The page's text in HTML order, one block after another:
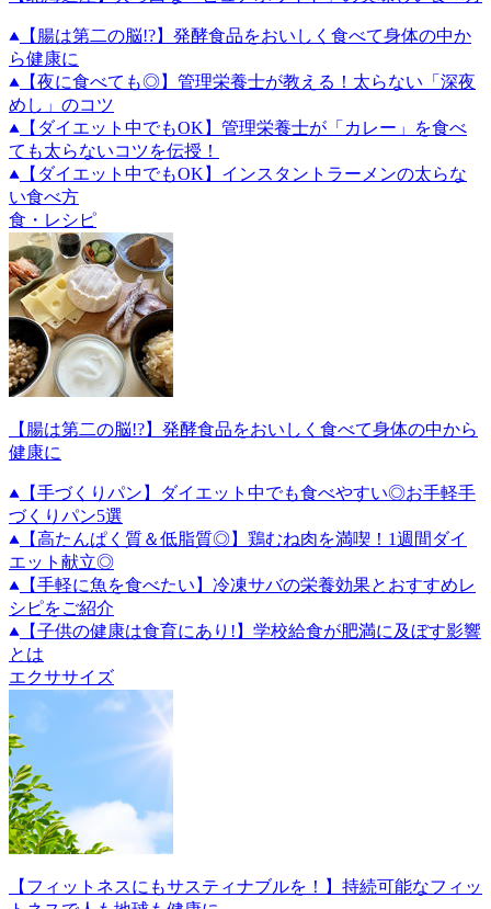
【腸は第二の脳!?】発酵食品をおいしく食べて身体の中か
ら健康に
【夜に食べても◎】管理栄養士が教える！太らない「深夜
めし」のコツ
【ダイエット中でもOK】管理栄養士が「カレー」を食べ
ても太らないコツを伝授！
【ダイエット中でもOK】インスタントラーメンの太らな
い食べ方
食・レシピ
【腸は第二の脳!?】発酵食品をおいしく食べて身体の中から
健康に
【手づくりパン】ダイエット中でも食べやすい◎お手軽手
づくりパン5選
【高たんぱく質＆低脂質◎】鶏むね肉を満喫！1週間ダイ
エット献立◎
【手軽に魚を食べたい】冷凍サバの栄養効果とおすすめレ
シピをご紹介
【子供の健康は食育にあり!】学校給食が肥満に及ぼす影響
とは
エクササイズ
【フィットネスにもサスティナブルを！】持続可能なフィッ